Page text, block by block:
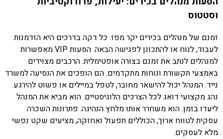
וסטטוס
זמנם של מנהלים בכירים יקר מפז. כל דקה בדרכים היא הזדמנות
לעבוד, לנוח או להתכונן לפגישה הבאה. הסעות VIP מאפשרות
למנהלים לנתב את זמנם בצורה אופטימלית. הרכבים מצוידים
באמצעי תקשורת ונוחות מתקדמים. הם הופכים את הנסיעה למשרד
נייד. המנהל יכול להישאר מחובר, לטפל במיילים או פשוט להירגע.
נהג מקצועי דואג לכל הצרכים הלוגיסטיים. הוא מביא את המנהל
ליעדו בזמן. הוא משחרר אותו מלחץ הנהיגה. פתרונות השכרה
עסקית לטווח ארוך, הכוללים תפעול ואחזקה, מציעים שקט נפשי
מלא לעסקים.